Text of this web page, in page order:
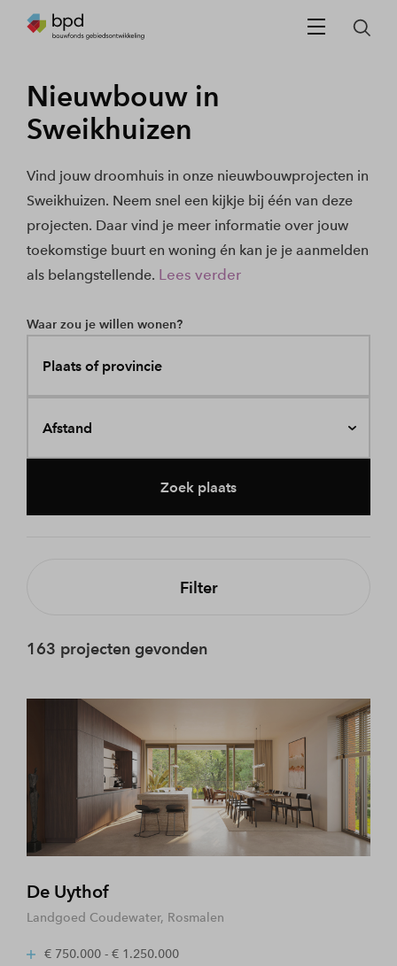
Nieuwbouw in
Sweikhuizen
Vind jouw droomhuis in onze nieuwbouwprojecten in
Sweikhuizen. Neem snel een kijkje bij één van deze
projecten. Daar vind je meer informatie over jouw
toekomstige buurt en woning én kan je je aanmelden
als belangstellende. Lees verder
Waar zou je willen wonen?
Plaats of provincie
Afstand
Zoek plaats
Filter
163 projecten gevonden
De Uythof
Landgoed Coudewater, Rosmalen
€ 750.000 - € 1.250.000